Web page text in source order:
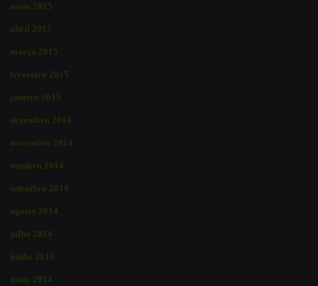
maio 2015
abril 2015
março 2015
fevereiro 2015
janeiro 2015
dezembro 2014
novembro 2014
outubro 2014
setembro 2014
agosto 2014
julho 2014
junho 2014
maio 2014